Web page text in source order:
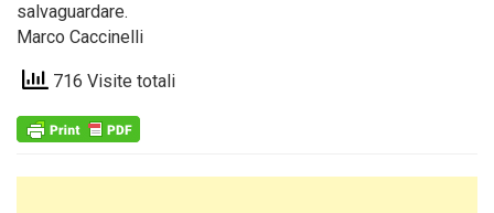
salvaguardare.
Marco Caccinelli
716 Visite totali